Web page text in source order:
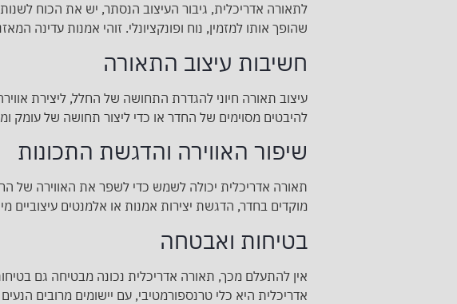
לתאורה אדריכלית, גיבור העיצוב הנסתר, יש את הכוח
שהופך אותו למזמין, נוח ופונקציונלי. זוהי אמנות עדינה
חשיבות עיצוב התאורה
עיצוב תאורה חיוני להגדרת התחושה של החלל, ליצירת
להיבטים מסוימים של החדר או כדי ליצור תחושה של עומק
שיפור האווירה והדגשת התכונות
תאורה אדריכלית יכולה לשמש כדי לשפר את האווירה של
מוקדים בחדר, הדגשת יצירות אמנות או אלמנטים עיצוביים
בטיחות ואבטחה
אין להתעלם מכך, תאורה אדריכלית נכונה מבטיחה גם
אדריכלית היא כלי טרנספורמטיבי, עם יישומים מרובים